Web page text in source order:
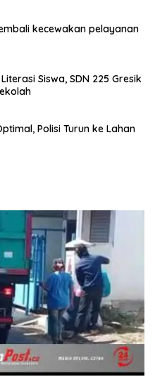
kecewakan pelayanan
Siswa, SDN 225 Gresik
Polisi Turun ke Lahan